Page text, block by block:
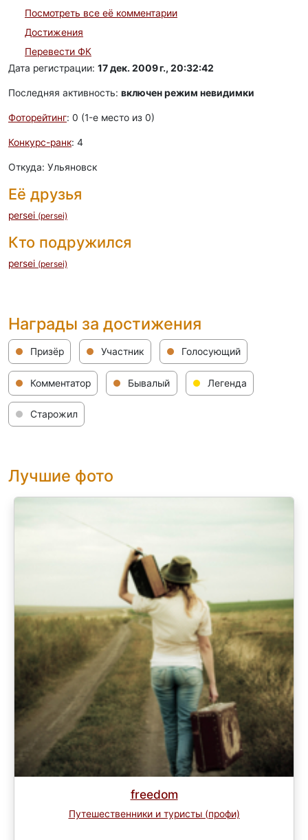
Посмотреть все её комментарии
Достижения
Перевести ФК
Дата регистрации: 17 дек. 2009 г., 20:32:42
Последняя активность: включен режим невидимки
Фоторейтинг: 0 (1-e место из 0)
Конкурс-ранк: 4
Откуда: Ульяновск
Её друзья
persei (persei)
Кто подружился
persei (persei)
Награды за достижения
Призёр Участник Голосующий
Комментатор Бывалый Легенда
Старожил
Лучшие фото
freedom
Путешественники и туристы (профи)